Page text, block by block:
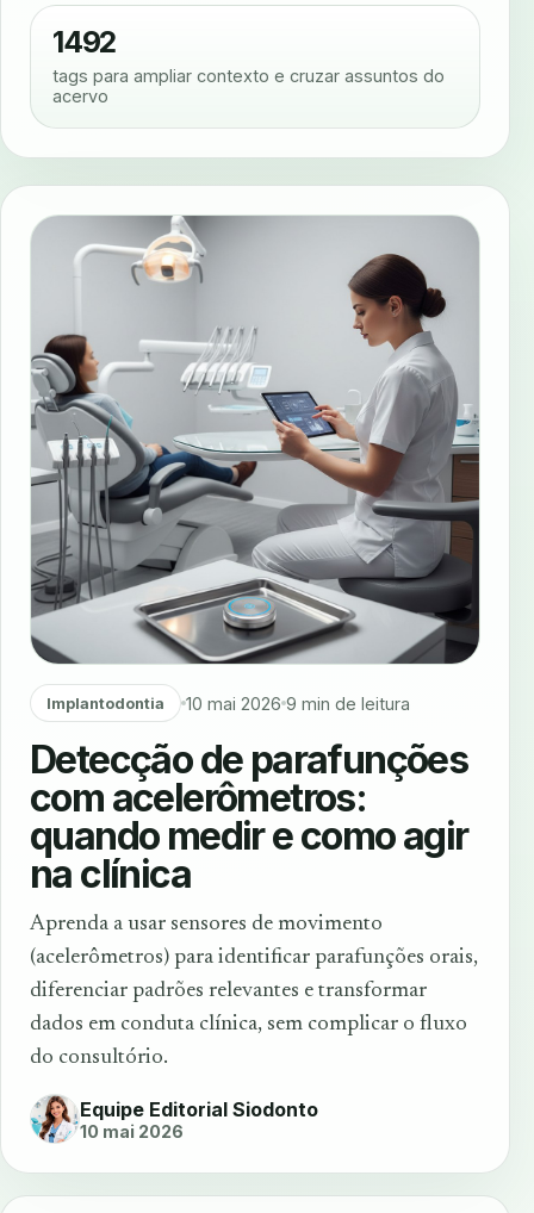
1492
tags para ampliar contexto e cruzar assuntos do
acervo
Implantodontia 10 mai 2026 9 min de leitura
Detecção de parafunções
com acelerômetros:
quando medir e como agir
na clínica
Aprenda a usar sensores de movimento
(acelerômetros) para identificar parafunções orais,
diferenciar padrões relevantes e transformar
dados em conduta clínica, sem complicar o fluxo
do consultório.
Equipe Editorial Siodonto
10 mai 2026